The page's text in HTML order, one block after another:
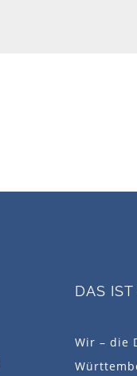
DAS IST
Wir – die